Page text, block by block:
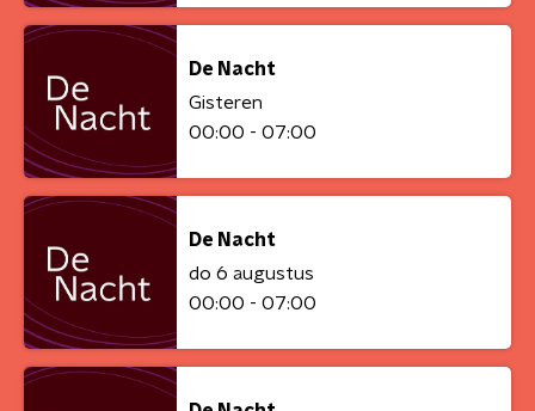
De Nacht
Gisteren
00:00 - 07:00
De Nacht
do 6 augustus
00:00 - 07:00